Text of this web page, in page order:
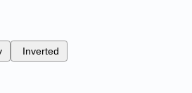
Inverted